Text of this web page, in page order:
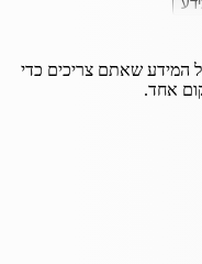
המידע שאתם צריכים כדי
אחד.